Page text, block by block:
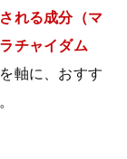
れる成分（マ
チャイダム
軸に、おすす